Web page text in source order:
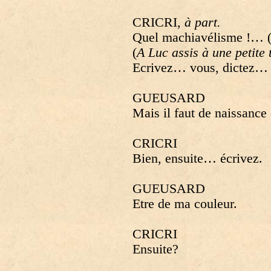
CRICRI, à part.
Quel machiavélisme !… (
(A Luc assis à une petite
Ecrivez… vous, dictez…
GUEUSARD
Mais il faut de naissance
CRICRI
Bien, ensuite… écrivez.
GUEUSARD
Etre de ma couleur.
CRICRI
Ensuite?